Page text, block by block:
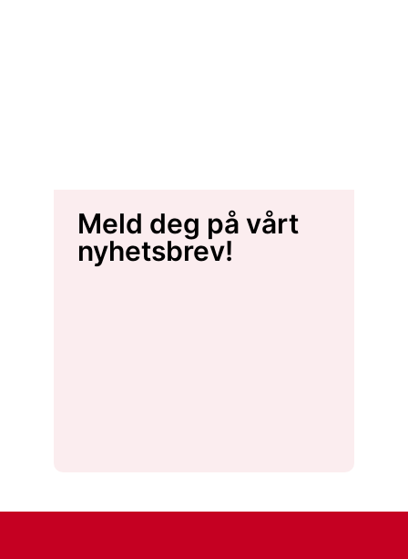
Meld deg på vårt
nyhetsbrev!